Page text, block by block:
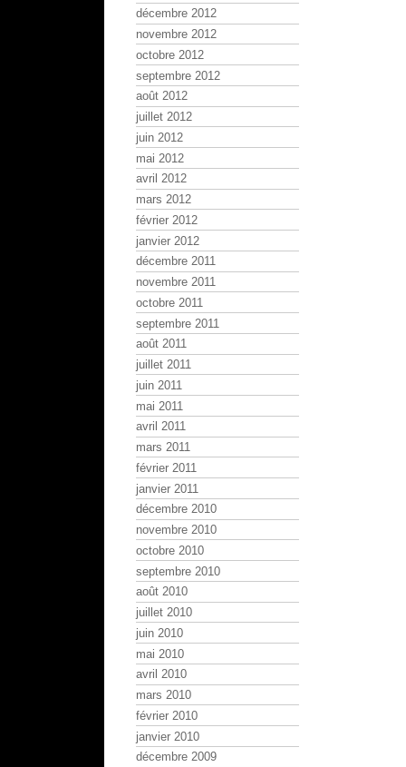
décembre 2012
novembre 2012
octobre 2012
septembre 2012
août 2012
juillet 2012
juin 2012
mai 2012
avril 2012
mars 2012
février 2012
janvier 2012
décembre 2011
novembre 2011
octobre 2011
septembre 2011
août 2011
juillet 2011
juin 2011
mai 2011
avril 2011
mars 2011
février 2011
janvier 2011
décembre 2010
novembre 2010
octobre 2010
septembre 2010
août 2010
juillet 2010
juin 2010
mai 2010
avril 2010
mars 2010
février 2010
janvier 2010
décembre 2009